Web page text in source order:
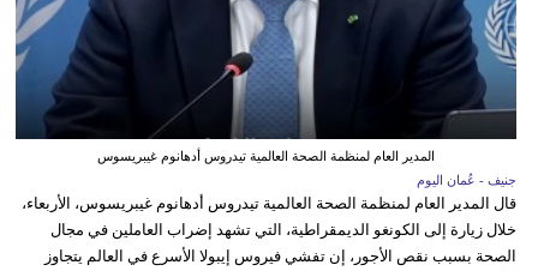
المدير العام لمنظمة الصحة العالمية تيدروس أدهانوم غيبريسوس
جنيف - عُمان اليوم
قال المدير العام لمنظمة الصحة العالمية تيدروس أدهانوم غيبريسوس، الأربعاء،
خلال زيارة إلى الكونغو الديمقراطية، التي تشهد إضراب العاملين في مجال
الصحة بسبب نقص الأجور، إن تفشي فيروس إيبولا الأسرع في العالم يتجاوز